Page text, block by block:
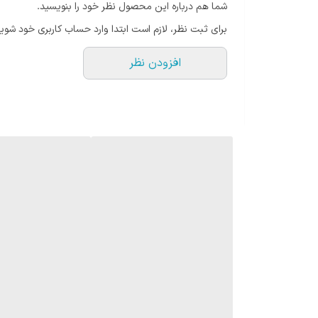
شما هم درباره این محصول نظر خود را بنویسید.
برای ثبت نظر، لازم است ابتدا وارد حساب کاربری خود
افزودن نظر